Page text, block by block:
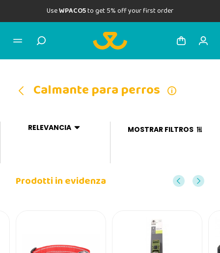
UseWPACO5to get 5% off your first order
Calmante para perros
RELEVANCIA MOSTRAR FILTROS
Prodotti in evidenza